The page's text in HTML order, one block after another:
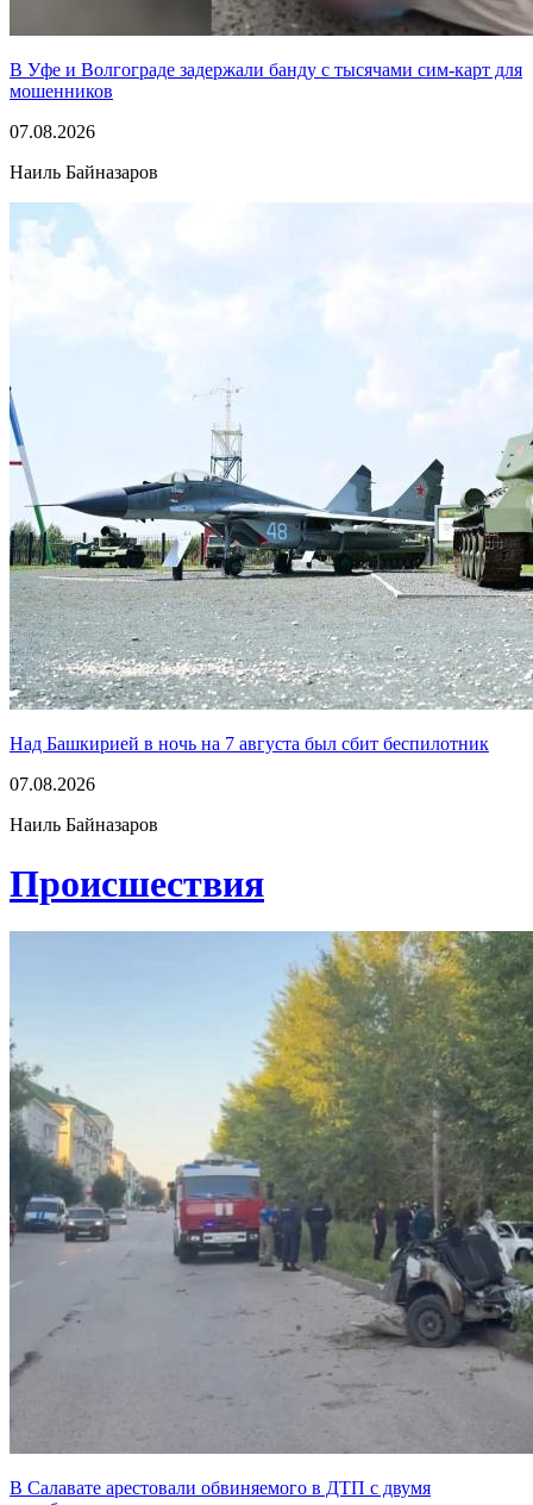
В Уфе и Волгограде задержали банду с тысячами сим-карт для
мошенников
07.08.2026
Наиль Байназаров
Над Башкирией в ночь на 7 августа был сбит беспилотник
07.08.2026
Наиль Байназаров
Проиcшествия
В Салавате арестовали обвиняемого в ДТП с двумя